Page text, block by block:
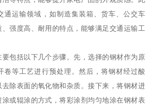
通运输领域，如制造集装箱、货车、公交车
强度高、耐用的特点，能够满足交通运输工
包括以下几个步骤。先，选择的钢材作为原
卷等工艺进行预处理。然后，将钢材经过酸
除表面的氧化物和杂质。接下来，将钢材进
或辊涂的方式，将彩涂剂均匀地涂在钢材表